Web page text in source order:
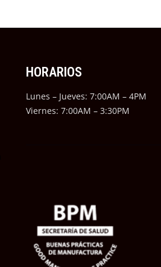
HORARIOS
Lunes – Jueves: 7:00AM – 4PM
Viernes: 7:00AM – 3:30PM